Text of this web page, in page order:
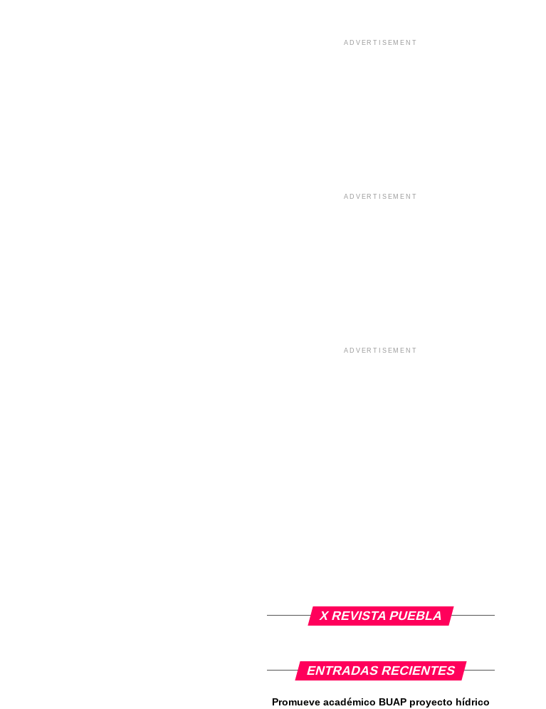
ADVERTISEMENT
ADVERTISEMENT
ADVERTISEMENT
X REVISTA PUEBLA
ENTRADAS RECIENTES
Promueve académico BUAP proyecto hídrico